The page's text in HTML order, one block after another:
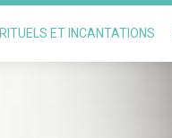
RITUELS ET INCANTATIONS